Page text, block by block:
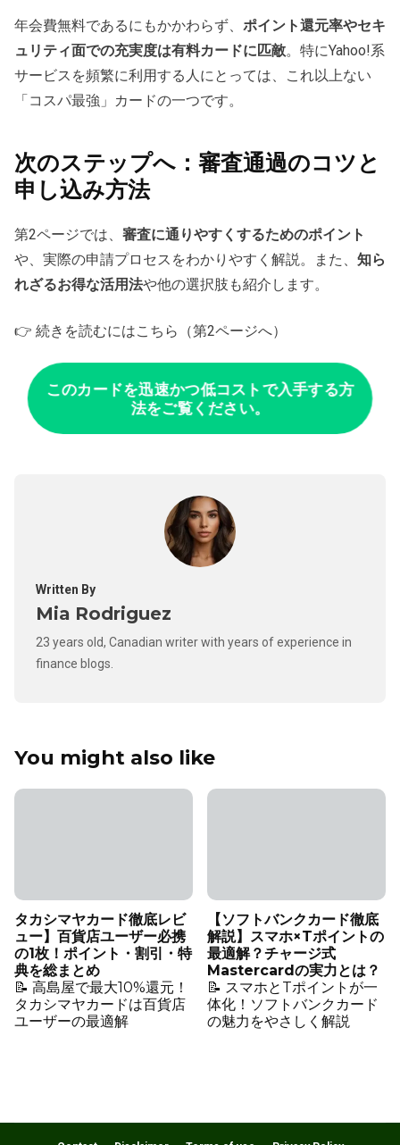
年会費無料であるにもかかわらず、 ポイント還元率やセキ
ュリティ面での充実度は有料カードに匹敵。特にYahoo!系
サービスを頻繁に利用する人にとっては、これ以上ない
「コスパ最強」カードの一つです。
次のステップへ：審査通過のコツと
申し込み方法
第2ページでは、 審査に通りやすくするためのポイント
や、実際の申請プロセスをわかりやすく解説。また、 知ら
れざるお得な活用法や他の選択肢も紹介します。
👉 続きを読むにはこちら（第2ページへ）
このカードを迅速かつ低コストで入手する方
法をご覧ください。
Written By
Mia Rodriguez
23 years old, Canadian writer with years of experience in
finance blogs.
You might also like
タカシマヤカード徹底レビ
ュー】百貨店ユーザー必携
の1枚！ポイント・割引・特
典を総まとめ
📝 高島屋で最大10%還元！
タカシマヤカードは百貨店
ユーザーの最適解
【ソフトバンクカード徹底
解説】スマホ×Tポイントの
最適解？チャージ式
Mastercardの実力とは？
📝 スマホとTポイントが一
体化！ソフトバンクカード
の魅力をやさしく解説